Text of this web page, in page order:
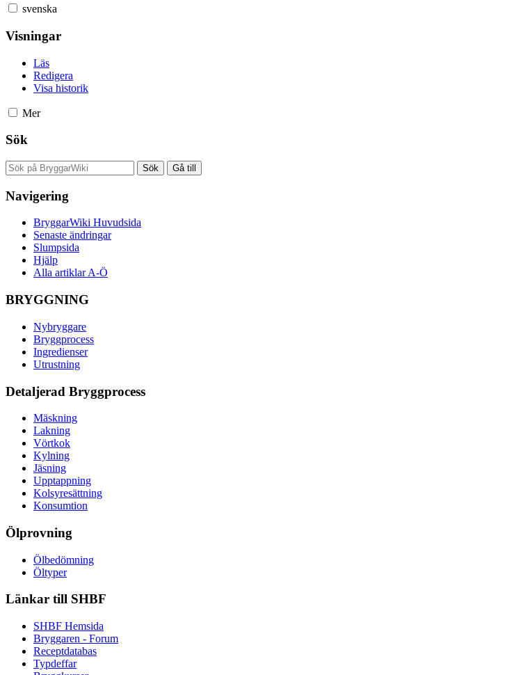
svenska
Visningar
Läs
Redigera
Visa historik
Mer
Sök
Navigering
BryggarWiki Huvudsida
Senaste ändringar
Slumpsida
Hjälp
Alla artiklar A-Ö
BRYGGNING
Nybryggare
Bryggprocess
Ingredienser
Utrustning
Detaljerad Bryggprocess
Mäskning
Lakning
Vörtkok
Kylning
Jäsning
Upptappning
Kolsyresättning
Konsumtion
Ölprovning
Ölbedömning
Öltyper
Länkar till SHBF
SHBF Hemsida
Bryggaren - Forum
Receptdatabas
Typdeffar